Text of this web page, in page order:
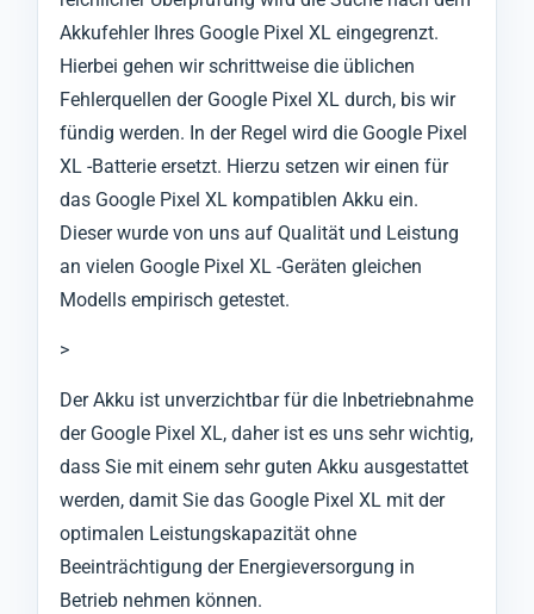
Akkufehler Ihres Google Pixel XL eingegrenzt.
Hierbei gehen wir schrittweise die üblichen
Fehlerquellen der Google Pixel XL durch, bis wir
fündig werden. In der Regel wird die Google Pixel
XL -Batterie ersetzt. Hierzu setzen wir einen für
das Google Pixel XL kompatiblen Akku ein.
Dieser wurde von uns auf Qualität und Leistung
an vielen Google Pixel XL -Geräten gleichen
Modells empirisch getestet.
>
Der Akku ist unverzichtbar für die Inbetriebnahme
der Google Pixel XL, daher ist es uns sehr wichtig,
dass Sie mit einem sehr guten Akku ausgestattet
werden, damit Sie das Google Pixel XL mit der
optimalen Leistungskapazität ohne
Beeinträchtigung der Energieversorgung in
Betrieb nehmen können.